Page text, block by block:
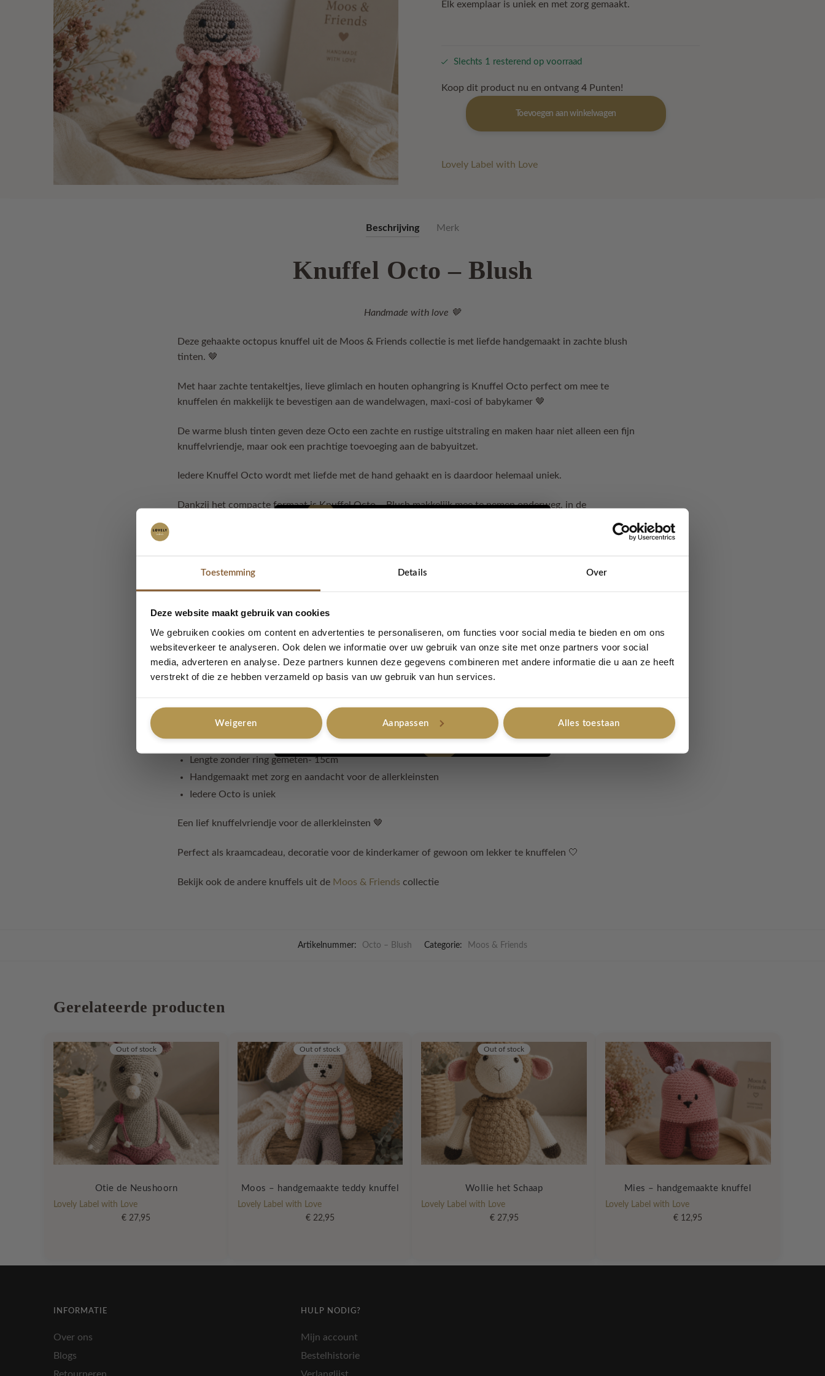
Toestemming Details Over
Deze website maakt gebruik van cookies
We gebruiken cookies om content en advertenties te personaliseren, om functies voor social media te bieden en om ons
websiteverkeer te analyseren. Ook delen we informatie over uw gebruik van onze site met onze partners voor social
media, adverteren en analyse. Deze partners kunnen deze gegevens combineren met andere informatie die u aan ze heeft
verstrekt of die ze hebben verzameld op basis van uw gebruik van hun services.
Weigeren Aanpassen Alles toestaan
Elk exemplaar is uniek en met zorg gemaakt.
Slechts 1 resterend op voorraad
Koop dit product nu en ontvang 4Punten!
Knuffel
aantal
Toevoegen aan winkelwagen
Lovely Label with Love
Beschrijving Merk
Knuffel Octo – Blush
Handmade with love 🤎
Deze gehaakte octopus knuffel uit de Moos & Friends collectie is met liefde handgemaakt in zachte blush
tinten. 🤎
Met haar zachte tentakeltjes, lieve glimlach en houten ophangring is Knuffel Octo perfect om mee te
knuffelen én makkelijk te bevestigen aan de wandelwagen, maxi-cosi of babykamer 🤎
De warme blush tinten geven deze Octo een zachte en rustige uitstraling en maken haar niet alleen een fijn
knuffelvriendje, maar ook een prachtige toevoeging aan de babyuitzet.
Iedere Knuffel Octo wordt met liefde met de hand gehaakt en is daardoor helemaal uniek.
Dankzij het compacte formaat is Knuffel Octo – Blush makkelijk mee te nemen onderweg, in de
Handgemaakt met liefde
Houten ophangring
Perfect voor onderweg
Mooi als kraamcadeau
Onderdeel van de Moos & Friends collectie
Kleur: Blush
Lengte zonder ring gemeten- 15cm
Handgemaakt met zorg en aandacht voor de allerkleinsten
Iedere Octo is uniek
Een lief knuffelvriendje voor de allerkleinsten 🤎
Perfect als kraamcadeau, decoratie voor de kinderkamer of gewoon om lekker te knuffelen 🤍
Bekijk ook de andere knuffels uit de Moos & Friendscollectie
Artikelnummer: Octo – Blush Categorie: Moos & Friends
Gerelateerde producten
Out of stock
Otie de Neushoorn
Lovely Label with Love
€ 27,95
Out of stock
Moos – handgemaakte teddy knuffel
Lovely Label with Love
€22,95
Out of stock
Wollie het Schaap
Lovely Label with Love
€27,95
Mies – handgemaakte knuffel
Lovely Label with Love
€ 12,95
INFORMATIE
Over ons
Blogs
HULP NODIG?
Mijn account
Bestelhistorie
Ja, graag!
Nee, bedankt